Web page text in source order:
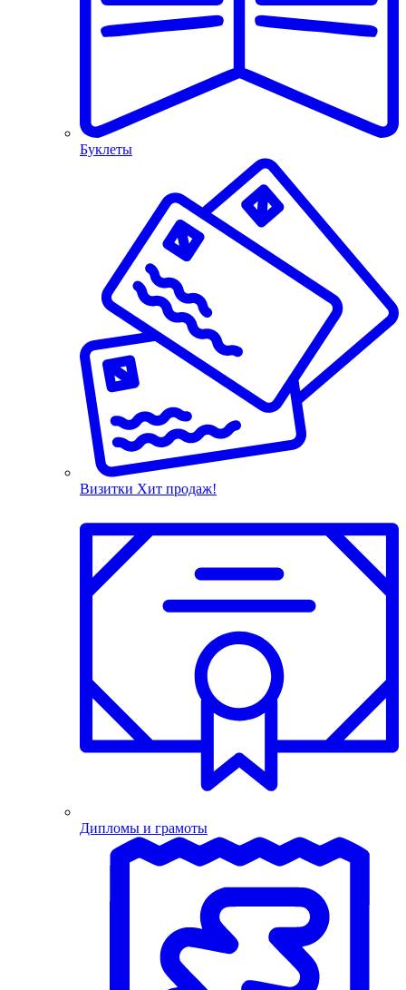
Буклеты
Визитки Хит продаж!
Дипломы и грамоты